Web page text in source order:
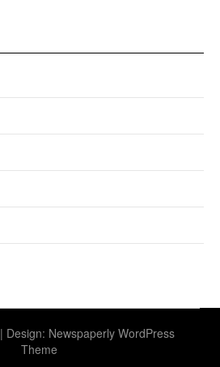
| Design: Newspaperly WordPress
Theme